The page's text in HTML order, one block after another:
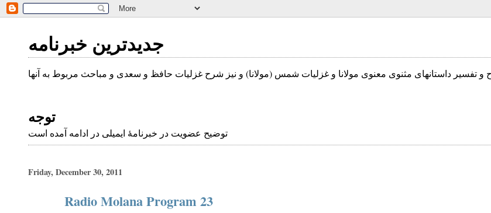
جدیدترین خبرنامه
و تفسیر داستانهای مثنوی معنوی مولانا و غزلیات شمس (مولانا) و نیز شرح غزلیات حافظ و سعدی و مباحث مربوط به آنها
توجه
توضیح عضویت در خبرنامهٔ ایمیلی در ادامه آمده است
Friday, December 30, 2011
Radio Molana Program 23